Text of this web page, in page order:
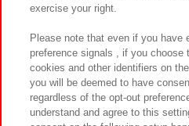
お取引先さまとともに
カスタマーハラスメント対応方針
exercise your right.
Please note that even if you have
preference signals , if you choose
cookies and other identifiers on
you will be deemed to have
regardless of the opt-out
understand and agree to this